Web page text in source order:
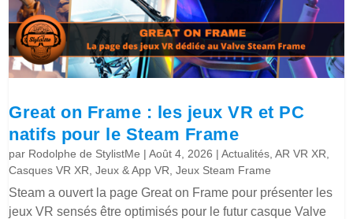
Great on Frame : les jeux VR et PC
natifs pour le Steam Frame
par Rodolphe de StylistMe |Août 4, 2026 |Actualités ,AR VR XR
Casques VR XR ,Jeux & App VR ,Jeux Steam Frame
Steam a ouvert la page Great on Frame pour présenter les
jeux VR sensés être optimisés pour le futur casque Valve